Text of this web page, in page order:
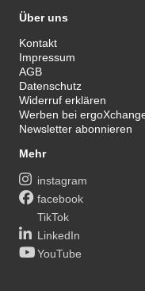
Über uns
Kontakt
Impressum
AGB
Datenschutz
Widerruf erklären
Werben bei
Newsletter abonnieren
Mehr
instagram
facebook
TikTok
LinkedIn
YouTube